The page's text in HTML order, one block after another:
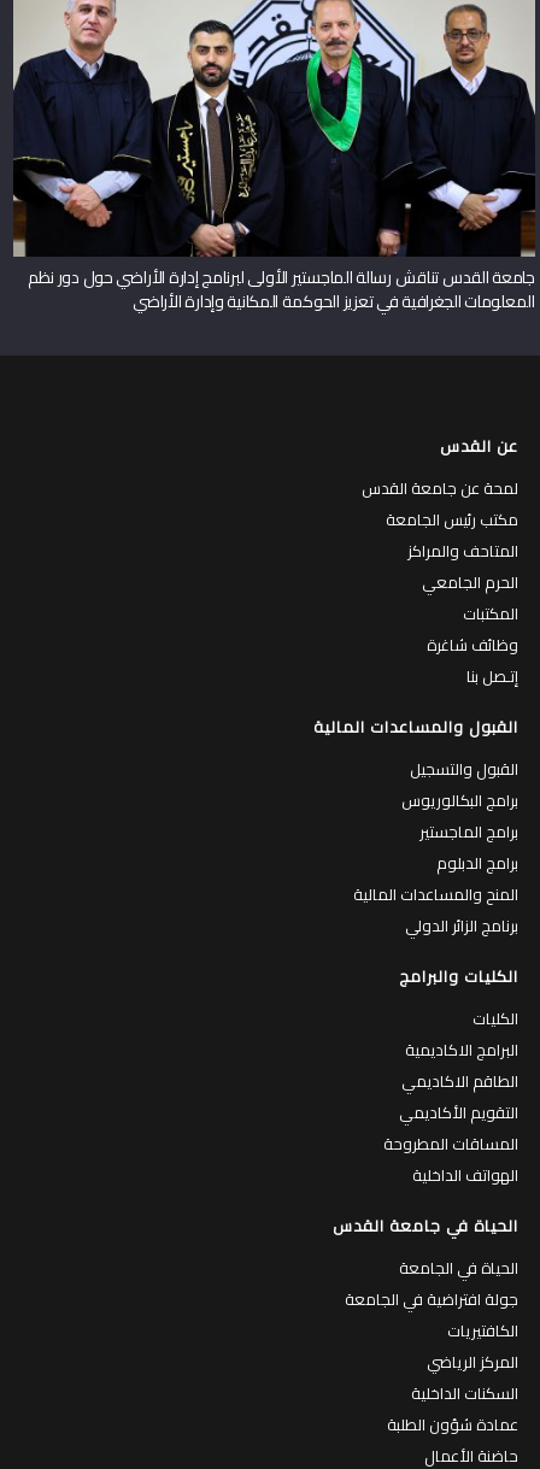
جامعة القدس تناقش رسالة الماجستير الأولى لبرنامج إدارة الأراضي حول دور نظم
المعلومات الجغرافية في تعزيز الحوكمة المكانية وإدارة الأراضي
عن القدس
لمحة عن جامعة القدس
مكتب رئيس الجامعة
المتاحف والمراكز
الحرم الجامعي
المكتبات
وظائف شاغرة
إتـصل بنا
القبول والمساعدات المالية
القبول والتسجيل
برامج البكالوريوس
برامج الماجستير
برامج الدبلوم
المنح والمساعدات المالية
برنامج الزائر الدولي
الكليات والبرامج
الكليات
البرامج الاكاديمية
الطاقم الاكاديمي
التقويم الأكاديمي
المساقات المطروحة
الهواتف الداخلية
الحياة في جامعة القدس
الحياة في الجامعة
جولة افتراضية في الجامعة
الكافتيريات
المركز الرياضي
السكنات الداخلية
عمادة شؤون الطلبة
حاضنة الأعمال